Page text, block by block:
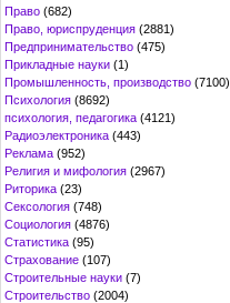
Право (682)
Право, юриспруденция (2881)
Предпринимательство (475)
Прикладные науки (1)
Промышленность, производство (7100)
Психология (8692)
психология, педагогика (4121)
Радиоэлектроника (443)
Реклама (952)
Религия и мифология (2967)
Риторика (23)
Сексология (748)
Социология (4876)
Статистика (95)
Страхование (107)
Строительные науки (7)
Строительство (2004)